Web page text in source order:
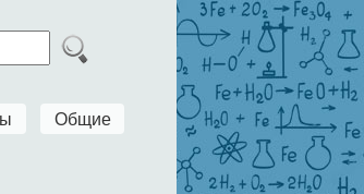
Общие